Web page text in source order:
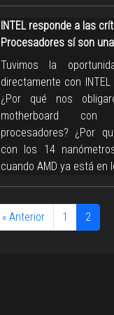
INTEL responde a las
Procesadores sí son
Tuvimos la
directamente con
¿Por qué nos
motherboard
procesadores? ¿Por
con los 14
cuando AMD ya está en
« Anterior 1 2